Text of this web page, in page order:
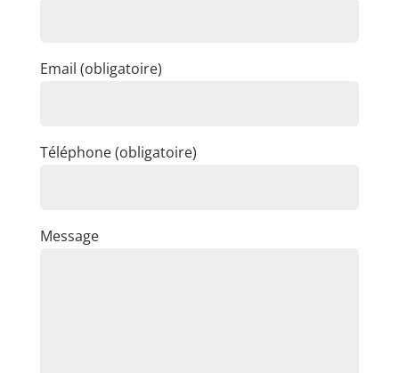
Email (obligatoire)
Téléphone (obligatoire)
Message